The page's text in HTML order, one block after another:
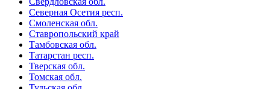
Северная Осетия респ.
Смоленская обл.
Ставропольский край
Тамбовская обл.
Татарстан респ.
Тверская обл.
Томская обл.